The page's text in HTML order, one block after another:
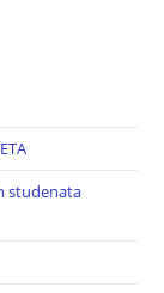
studenata